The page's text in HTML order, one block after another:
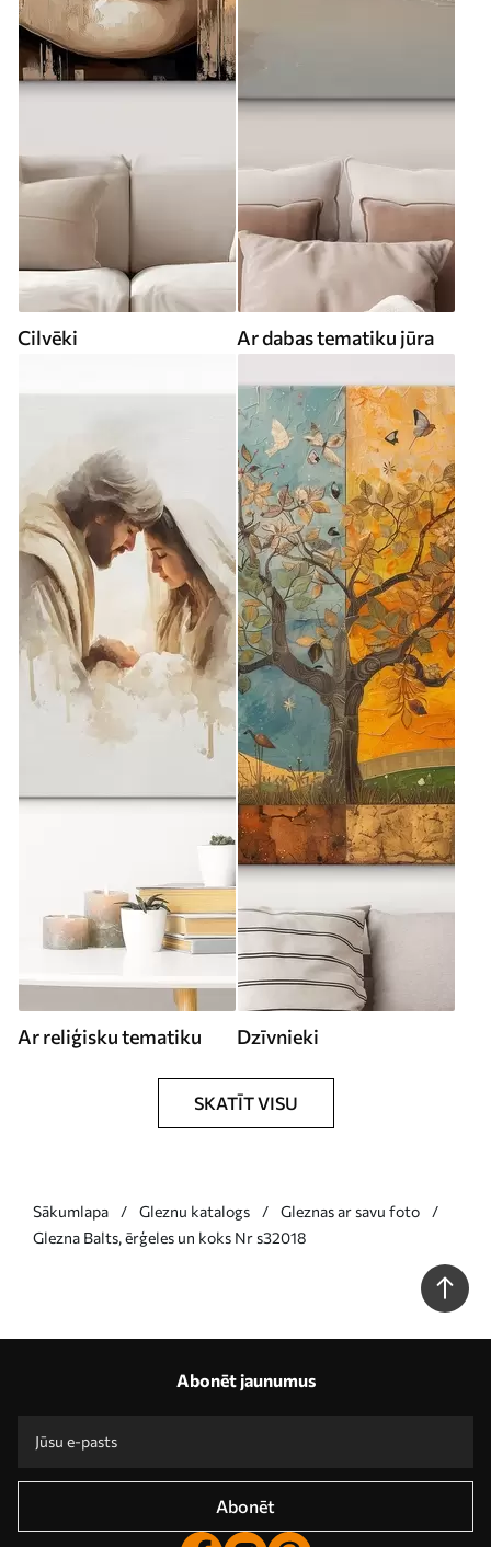
Cilvēki Ar dabas tematiku jūra
Ar reliģisku tematiku Dzīvnieki
SKATĪT VISU
Sākumlapa Gleznu katalogs
Gleznas ar savu foto
Glezna Balts, ērģeles un koks Nr s32018
Abonēt jaunumus
Abonēt